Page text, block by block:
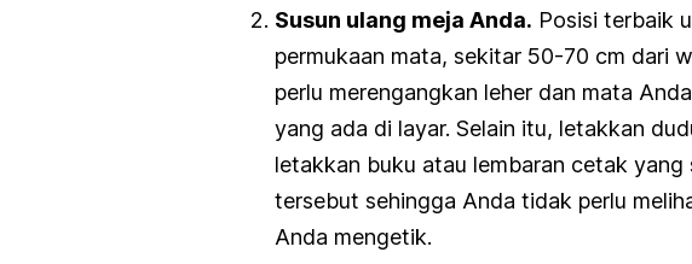
Susun ulang meja Anda. Posisi terbaik
permukaan mata, sekitar 50-70 cm dari
perlu merengangkan leher dan mata
yang ada di layar. Selain itu, letakkan
letakkan buku atau lembaran cetak
tersebut sehingga Anda tidak perlu
Anda mengetik.